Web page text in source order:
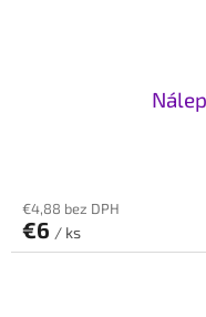
€4,88 bez DPH
€6 / ks